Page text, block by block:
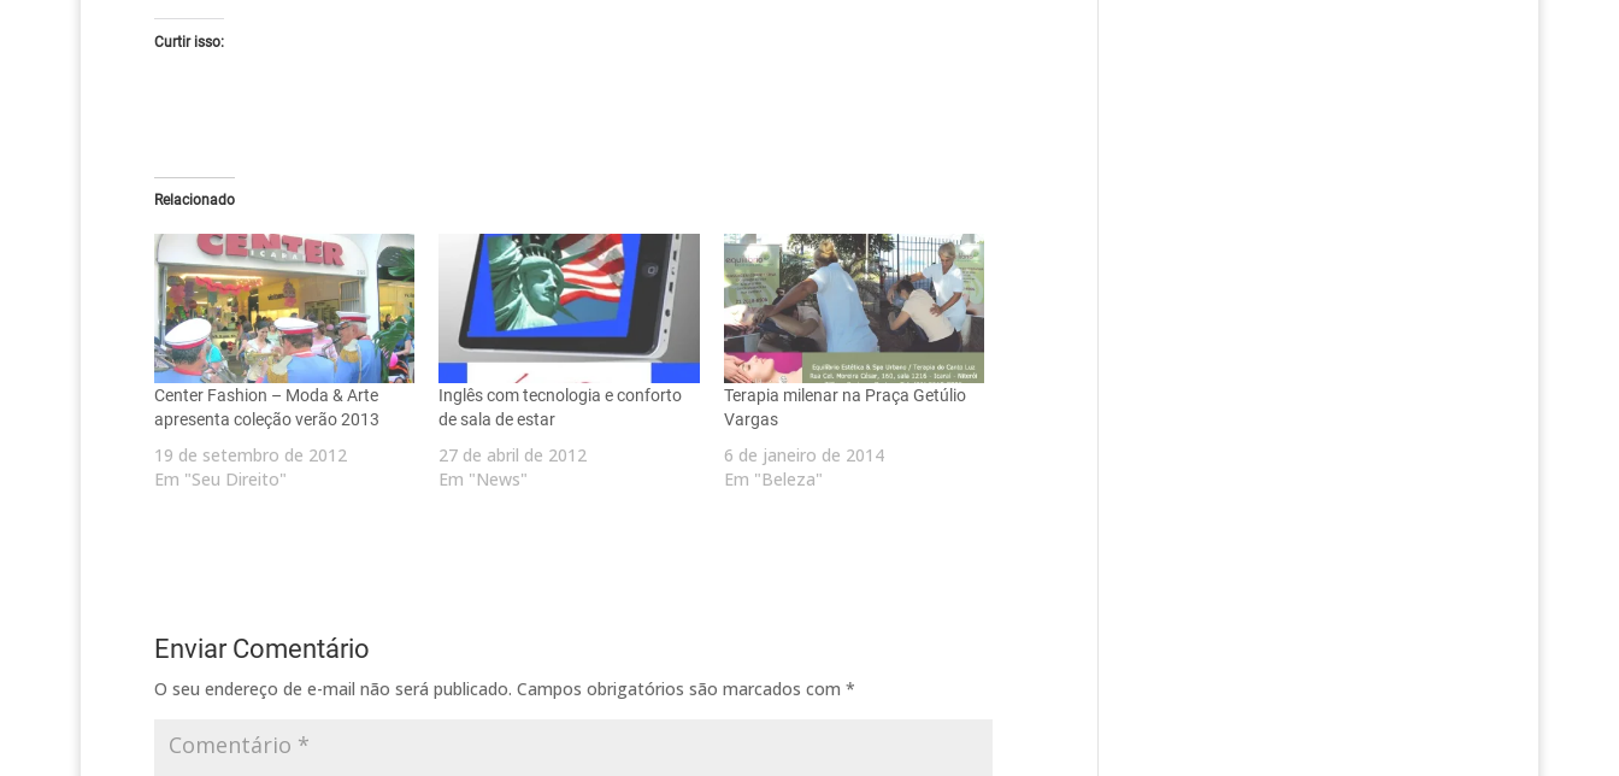
Curtir isso:
Relacionado
Center Fashion – Moda & Arte
apresenta coleção verão 2013
19 de setembro de 2012
Em "Seu Direito"
Inglês com tecnologia e conforto
de sala de estar
27 de abril de 2012
Em "News"
Terapia milenar na Praça Getúlio
Vargas
6 de janeiro de 2014
Em "Beleza"
Enviar Comentário
O seu endereço de e-mail não será publicado. Campos obrigatórios são marcados com *